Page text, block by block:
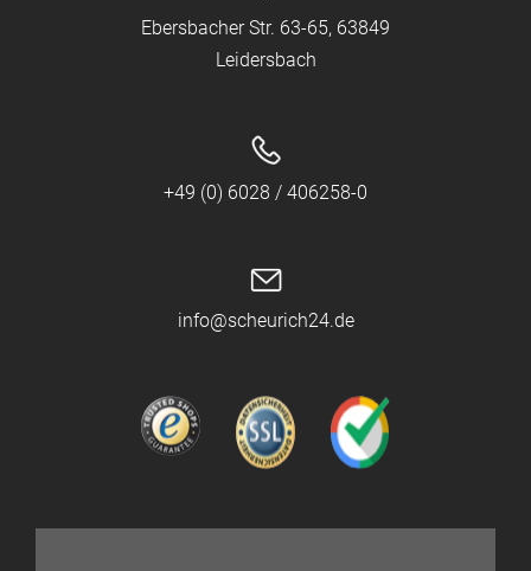
Ebersbacher Str. 63-65, 63849
Leidersbach
+49 (0) 6028 / 406258-0
info@scheurich24.de